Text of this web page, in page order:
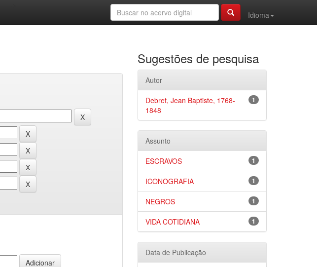
Idioma
Sugestões de pesquisa
Autor
1
Debret, Jean Baptiste, 1768-
1848
Assunto
1
ESCRAVOS
1
ICONOGRAFIA
1
NEGROS
1
VIDA COTIDIANA
Data de Publicação